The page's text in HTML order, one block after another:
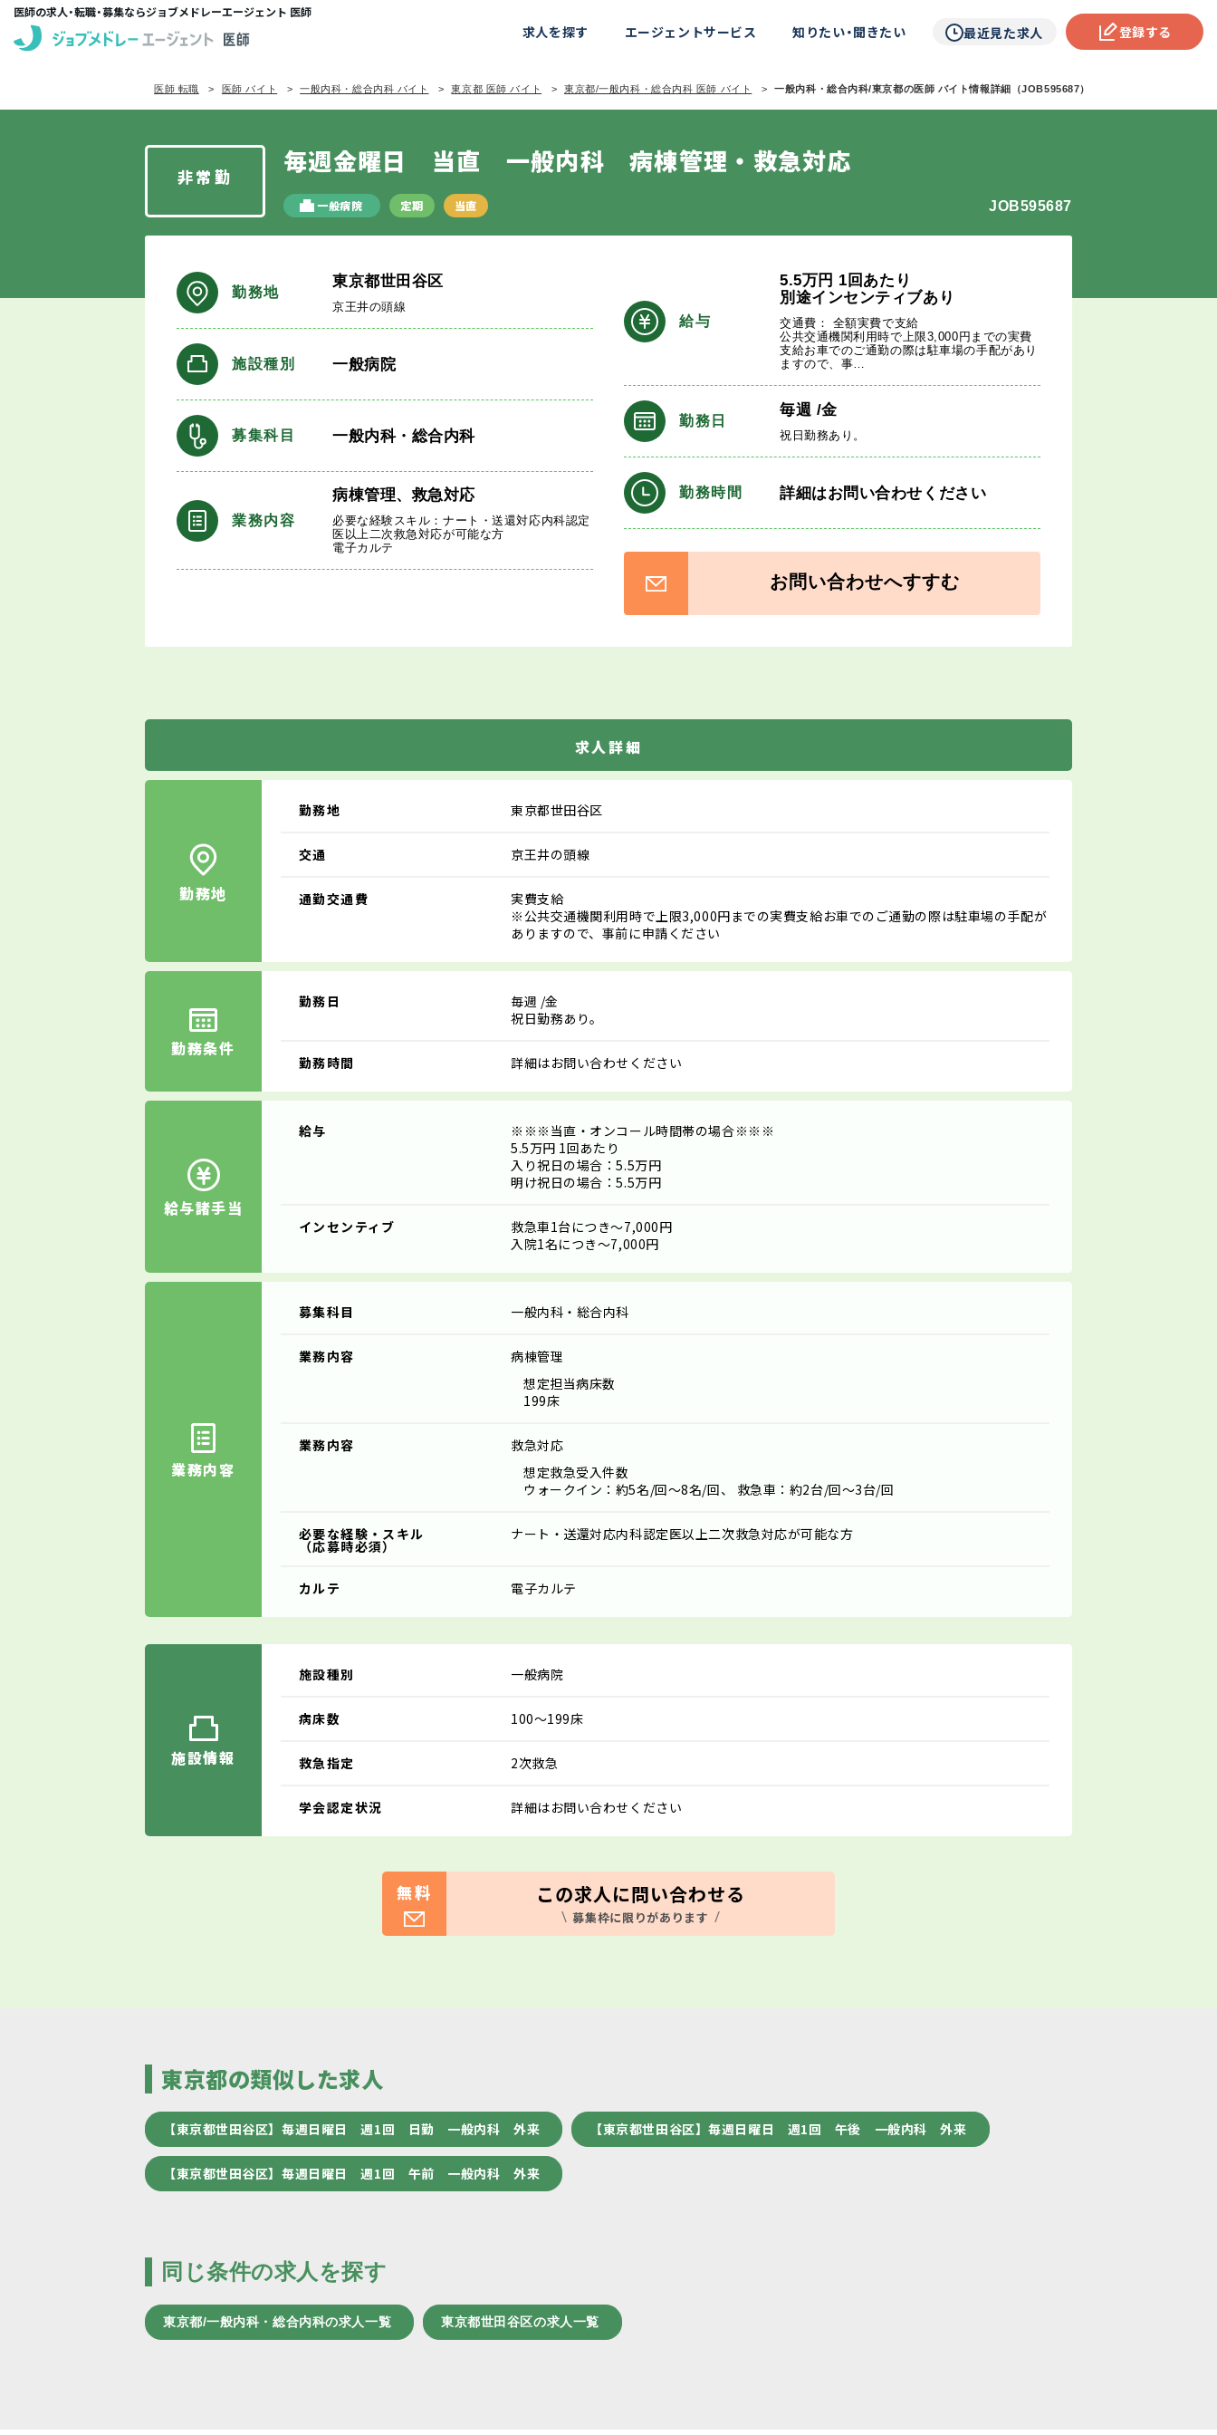
医師の求人・転職・募集ならジョブメドレーエージェント 医師
求人を探す エージェントサービス 知りたい・聞きたい 最近見た求人 登録する
医師 転職 医師 バイト 一般内科・総合内科 バイト 東京都 医師 バイト 東京都/一般内科・総合内科 医師 バイト 一般内科・総合内科/東京都の医師 バイト情報詳細（JOB595687）
非常勤 毎週金曜日 当直 一般内科 病棟管理・救急対応
一般病院 定期 当直 JOB595687
勤務地
東京都世田谷区
京王井の頭線
施設種別 一般病院
募集科目 一般内科・総合内科
業務内容
病棟管理、救急対応
必要な経験スキル：ナート・送還対応内科認定
医以上二次救急対応が可能な方
電子カルテ
給与
5.5万円 1回あたり
別途インセンティブあり
交通費： 全額実費で支給
公共交通機関利用時で上限3,000円までの実費
支給お車でのご通勤の際は駐車場の手配があり
ますので、事…
勤務日
毎週 /金
祝日勤務あり。
勤務時間 詳細はお問い合わせください
お問い合わせへすすむ
求人詳細
勤務地
勤務地 東京都世田谷区
交通 京王井の頭線
通勤交通費
実費支給
※公共交通機関利用時で上限3,000円までの実費支給お車でのご通勤の際は駐車場の手配が
ありますので、事前に申請ください
勤務条件
勤務日 毎週 /金
祝日勤務あり。
勤務時間 詳細はお問い合わせください
給与諸手当
給与
※※※当直・オンコール時間帯の場合※※※
5.5万円 1回あたり
入り祝日の場合：5.5万円
明け祝日の場合：5.5万円
インセンティブ 救急車1台につき～7,000円
入院1名につき～7,000円
業務内容
募集科目 一般内科・総合内科
業務内容
病棟管理
想定担当病床数
199床
業務内容
救急対応
想定救急受入件数
ウォークイン：約5名/回～8名/回、 救急車：約2台/回～3台/回
必要な経験・スキル
（応募時必須）
ナート・送還対応内科認定医以上二次救急対応が可能な方
カルテ 電子カルテ
施設情報
施設種別 一般病院
病床数 100～199床
救急指定 2次救急
学会認定状況 詳細はお問い合わせください
無料 この求人に問い合わせる
募集枠に限りがあります
東京都の類似した求人
【東京都世田谷区】毎週日曜日 週1回 日勤 一般内科 外来 【東京都世田谷区】毎週日曜日 週1回 午後 一般内科 外来
【東京都世田谷区】毎週日曜日 週1回 午前 一般内科 外来
同じ条件の求人を探す
東京都/一般内科・総合内科の求人一覧 東京都世田谷区の求人一覧